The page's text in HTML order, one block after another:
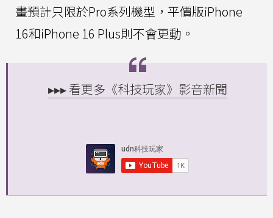
畫預計只限於Pro系列機型，平價版iPhone
16和iPhone 16 Plus則不會更動。
▸▸▸ 看更多《科技玩家》影音新聞